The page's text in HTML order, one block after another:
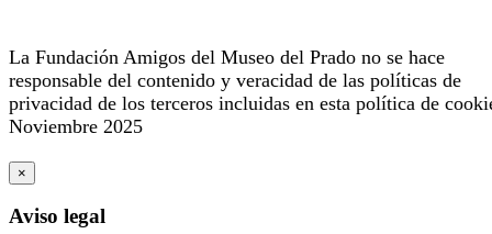
La Fundación Amigos del Museo del Prado no se hace
responsable del contenido y veracidad de las políticas de
privacidad de los terceros incluidas en esta política de
Noviembre 2025
×
Aviso legal